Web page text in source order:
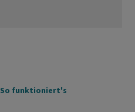
So funktioniert's